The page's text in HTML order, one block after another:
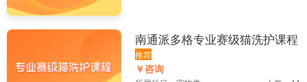
南通派多格专业赛级猫洗护课程
推荐
￥咨询